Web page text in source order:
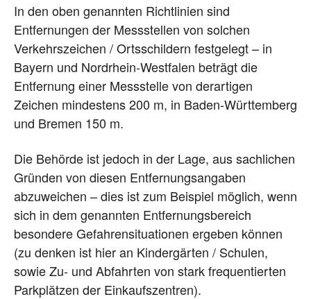
In den oben genannten Richtlinien sind
Entfernungen der Messstellen von solchen
Verkehrszeichen / Ortsschildern festgelegt – in
Bayern und Nordrhein-Westfalen beträgt die
Entfernung einer Messstelle von derartigen
Zeichen mindestens 200 m, in Baden-Württemberg
und Bremen 150 m.
Die Behörde ist jedoch in der Lage, aus sachlichen
Gründen von diesen Entfernungsangaben
abzuweichen – dies ist zum Beispiel möglich, wenn
sich in dem genannten Entfernungsbereich
besondere Gefahrensituationen ergeben können
(zu denken ist hier an Kindergärten / Schulen,
sowie Zu- und Abfahrten von stark frequentierten
Parkplätzen der Einkaufszentren).